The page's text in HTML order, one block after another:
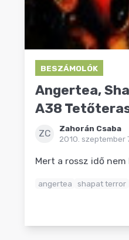
BESZÁMOLÓK
Angertea,
A38
ZC
Zahorán Csaba
2010. szeptember
Mert a rossz idő
angertea shapat terror